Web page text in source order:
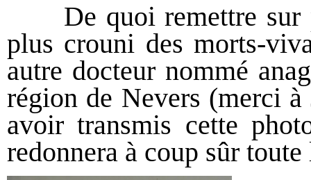
De quoi remettre sur
plus crouni des morts-
autre docteur nommé
région de Nevers (merci à
avoir transmis cette
redonnera à coup sûr